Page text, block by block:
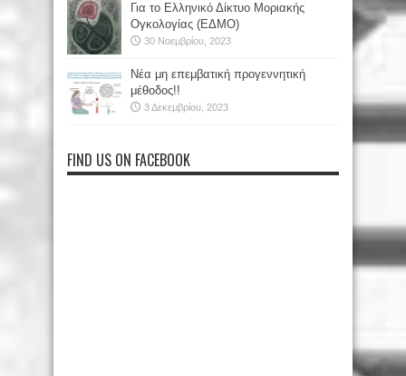
Για το Ελληνικό Δίκτυο Μοριακής
Ογκολογίας (ΕΔΜΟ)
30 Νοεμβρίου, 2023
Νέα μη επεμβατική προγεννητική
μέθοδος!!
3 Δεκεμβρίου, 2023
FIND US ON FACEBOOK